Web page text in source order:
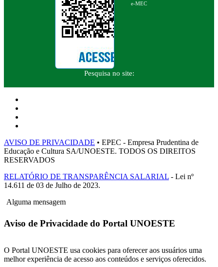
e-MEC
Pesquisa no site:
AVISO DE PRIVACIDADE • EPEC - Empresa Prudentina de
Educação e Cultura SA/UNOESTE. TODOS OS DIREITOS
RESERVADOS
RELATÓRIO DE TRANSPARÊNCIA SALARIAL - Lei nº
14.611 de 03 de Julho de 2023.
Alguma mensagem
Aviso de Privacidade do Portal UNOESTE
O Portal UNOESTE usa cookies para oferecer aos usuários uma
melhor experiência de acesso aos conteúdos e serviços oferecidos.